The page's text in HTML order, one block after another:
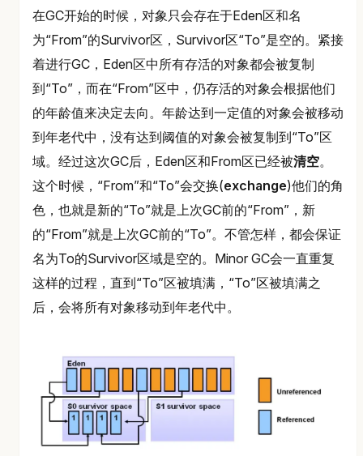
在GC开始的时候，对象只会存在于Eden区和名
为“From”的Survivor区，Survivor区“To”是空的。紧接
着进行GC，Eden区中所有存活的对象都会被复制
到“To”，而在“From”区中，仍存活的对象会根据他们
的年龄值来决定去向。年龄达到一定值的对象会被移动
到年老代中，没有达到阈值的对象会被复制到“To”区
域。经过这次GC后，Eden区和From区已经被清空。
这个时候，“From”和“To”会交换(exchange)他们的角
色，也就是新的“To”就是上次GC前的“From”，新
的“From”就是上次GC前的“To”。不管怎样，都会保证
名为To的Survivor区域是空的。Minor GC会一直重复
这样的过程，直到“To”区被填满，“To”区被填满之
后，会将所有对象移动到年老代中。